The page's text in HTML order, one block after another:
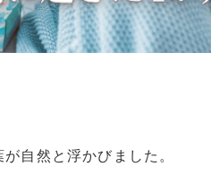
自然と浮かびました。